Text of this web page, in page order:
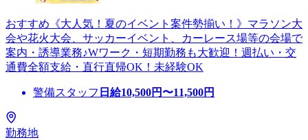
おすすめ《大人気！夏のイベント案件勢揃い！》マラソン大
会や花火大会、サッカーイベント、カーレース場等の会場で
案内・誘導業務♪Wワーク・短期勤務も大歓迎！週払い・交
通費全額支給・直行直帰OK！未経験OK
警備スタッフ 日給10,500円〜11,500円
勤務地